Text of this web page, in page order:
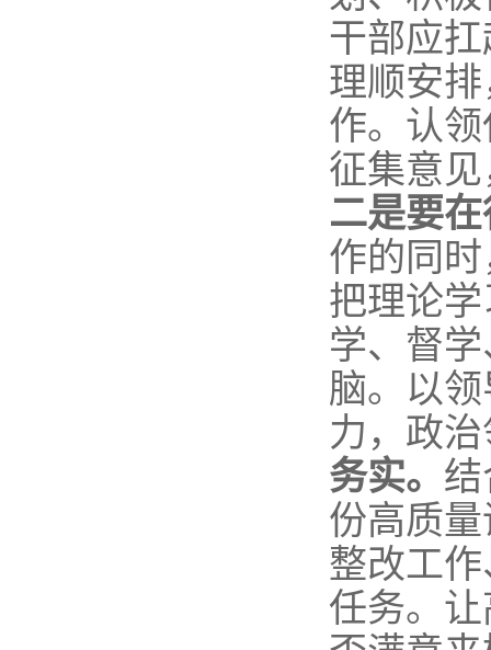
干部应
理顺安
作。认
征集意
二是要
作的同
把理论
学、督
脑。以
力，政
务实。
份高质
整改工
任务。